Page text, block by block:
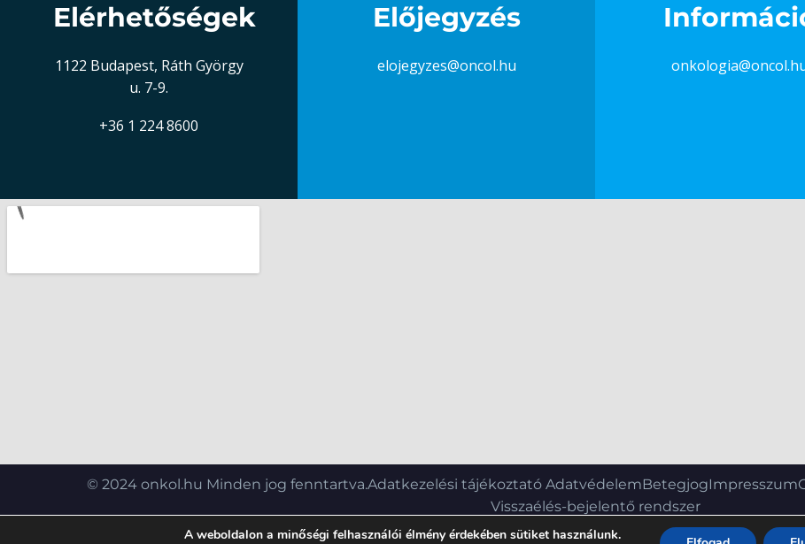
Elérhetőségek
1122 Budapest, Ráth György
u. 7-9.
+36 1 224 8600
Előjegyzés
elojegyzes@oncol.hu
© 2024 onkol.hu Minden jog fenntartva.Adatkezelési tájékoztató AdatvédelemBetegjogImpresszum
Visszaélés-bejelentő rendszer
A weboldalon a minőségi felhasználói élmény érdekében sütiket használunk.